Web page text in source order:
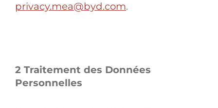
privacy.mea@byd.com.
2 Traitement des Données
Personnelles